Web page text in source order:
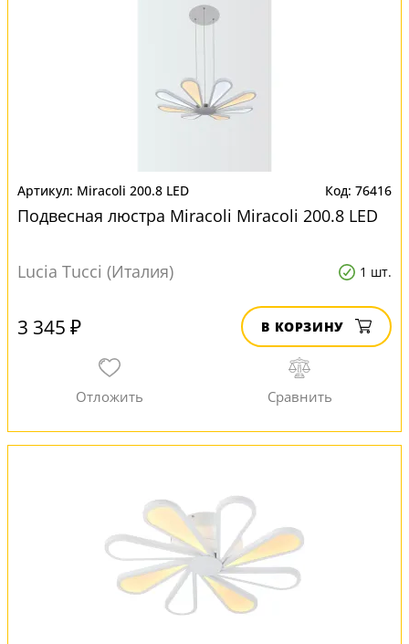
Miracoli 200.8 LED 76416
Подвесная люстра Miracoli Miracoli 200.8 LED
Lucia Tucci (Италия) 1 шт.
3 345 ₽ В КОРЗИНУ